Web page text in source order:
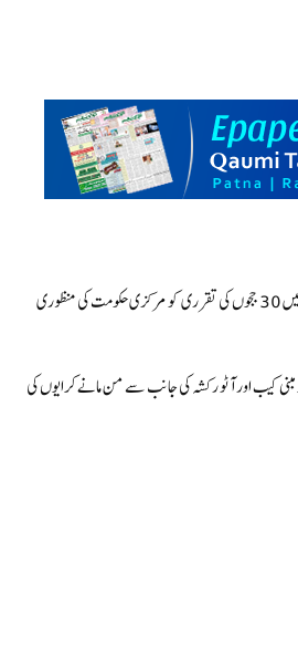
مبنی کیب اور آٹو رکشہ کی جانب سے من مانے کرایوں کی